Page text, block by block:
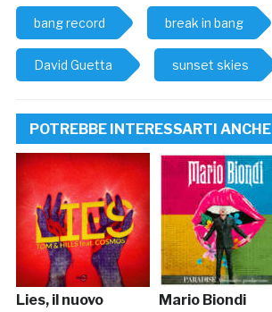
bang record break in bang
David Guetta sunset skies
POTREBBE INTERESSARTI ANCHE
Lies, il nuovo
Mario Biondi